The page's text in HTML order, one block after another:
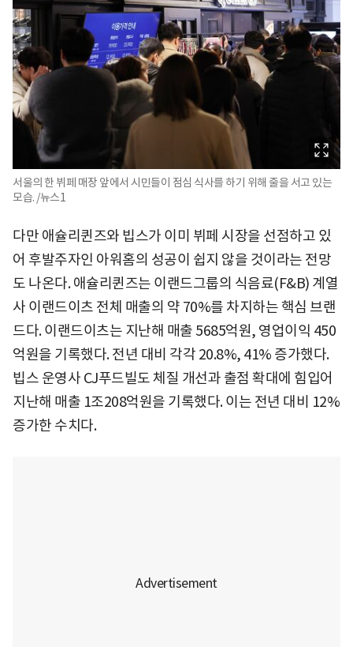
서울의 한 뷔페 매장 앞에서 시민들이 점심 식사를 하기 위해 줄을 서고 있는
모습. /뉴스1
다만 애슐리퀸즈와 빕스가 이미 뷔페 시장을 선점하고 있
어 후발주자인 아워홈의 성공이 쉽지 않을 것이라는 전망
도 나온다. 애슐리퀸즈는 이랜드그룹의 식음료(F&B) 계열
사 이랜드이츠 전체 매출의 약 70%를 차지하는 핵심 브랜
드다. 이랜드이츠는 지난해 매출 5685억원, 영업이익 450
억원을 기록했다. 전년 대비 각각 20.8%, 41% 증가했다.
빕스 운영사 CJ푸드빌도 체질 개선과 출점 확대에 힘입어
지난해 매출 1조208억원을 기록했다. 이는 전년 대비 12%
증가한 수치다.